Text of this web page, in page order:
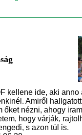
kellene ide, aki anno
Amiről
őket nézni, ahogy
hogy várják,
s azon túl is.